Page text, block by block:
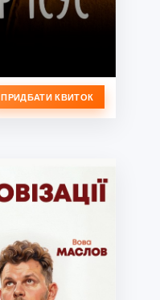
ПРИДБАТИ КВИТОК